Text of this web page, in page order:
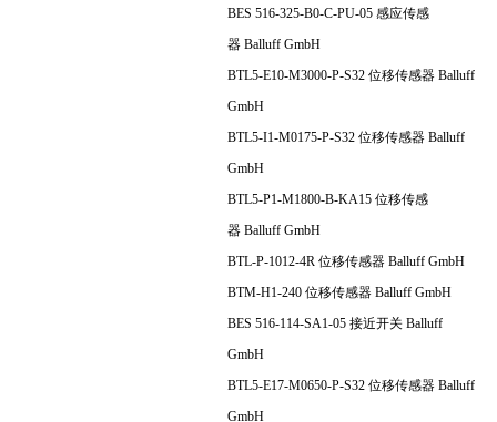
BES 516-325-B0-C-PU-05 感应传感
器 Balluff GmbH
BTL5-E10-M3000-P-S32 位移传感器 Balluff
GmbH
BTL5-I1-M0175-P-S32 位移传感器 Balluff
GmbH
BTL5-P1-M1800-B-KA15 位移传感
器 Balluff GmbH
BTL-P-1012-4R 位移传感器 Balluff GmbH
BTM-H1-240 位移传感器 Balluff GmbH
BES 516-114-SA1-05 接近开关 Balluff
GmbH
BTL5-E17-M0650-P-S32 位移传感器 Balluff
GmbH